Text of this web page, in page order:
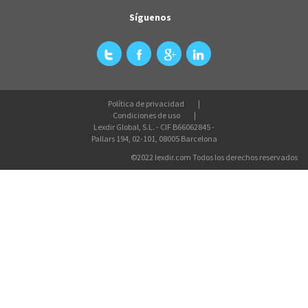
Síguenos
Política de privacidad
Condiciones de uso
Lexdir Global, S.L. - CIF B66062845 -
Pallars 194, 02-101, 08005 Barcelona
©2022 lexdir.com Todos los derechos reservados